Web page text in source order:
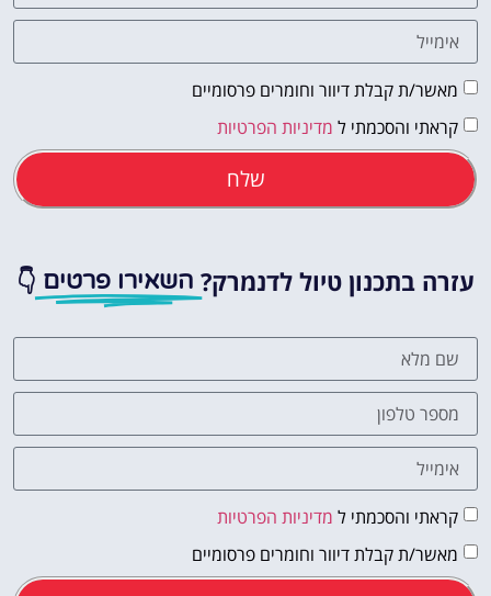
מאשר/ת קבלת דיוור וחומרים פרסומיים
קראתי והסכמתי ל מדיניות הפרטיות
שלח
עזרה בתכנון טיול לדנמרק? השאירו פרטים 👇
קראתי והסכמתי ל מדיניות הפרטיות
מאשר/ת קבלת דיוור וחומרים פרסומיים